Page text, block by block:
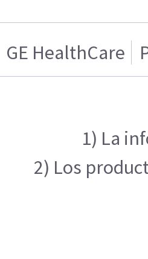
GE HealthCare
1) La
2) Los